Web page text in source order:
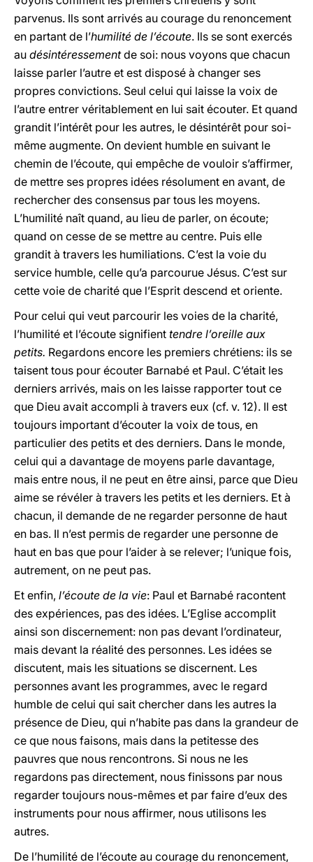
parvenus. Ils sont arrivés au courage du renoncement
en partant de l’humilité de l’écoute. Ils se sont exercés
au désintéressementde soi: nous voyons que chacun
laisse parler l’autre et est disposé à changer ses
propres convictions. Seul celui qui laisse la voix de
l’autre entrer véritablement en lui sait écouter. Et quand
grandit l’intérêt pour les autres, le désintérêt pour soi-
même augmente. On devient humble en suivant le
chemin de l’écoute, qui empêche de vouloir s’affirmer,
de mettre ses propres idées résolument en avant, de
rechercher des consensus par tous les moyens.
L’humilité naît quand, au lieu de parler, on écoute;
quand on cesse de se mettre au centre. Puis elle
grandit à travers les humiliations. C’est la voie du
service humble, celle qu’a parcourue Jésus. C’est sur
cette voie de charité que l’Esprit descend et oriente.
Pour celui qui veut parcourir les voies de la charité,
l’humilité et l’écoute signifient tendre l’oreille aux
petits. Regardons encore les premiers chrétiens: ils se
taisent tous pour écouter Barnabé et Paul. C’était les
derniers arrivés, mais on les laisse rapporter tout ce
que Dieu avait accompli à travers eux (cf. v. 12). Il est
toujours important d’écouter la voix de tous, en
particulier des petits et des derniers. Dans le monde,
celui qui a davantage de moyens parle davantage,
mais entre nous, il ne peut en être ainsi, parce que Dieu
aime se révéler à travers les petits et les derniers. Et à
chacun, il demande de ne regarder personne de haut
en bas. Il n’est permis de regarder une personne de
haut en bas que pour l’aider à se relever; l’unique fois,
autrement, on ne peut pas.
Et enfin, l’écoute de la vie: Paul et Barnabé racontent
des expériences, pas des idées. L’Eglise accomplit
ainsi son discernement: non pas devant l’ordinateur,
mais devant la réalité des personnes. Les idées se
discutent, mais les situations se discernent. Les
personnes avant les programmes, avec le regard
humble de celui qui sait chercher dans les autres la
présence de Dieu, qui n’habite pas dans la grandeur de
ce que nous faisons, mais dans la petitesse des
pauvres que nous rencontrons. Si nous ne les
regardons pas directement, nous finissons par nous
regarder toujours nous-mêmes et par faire d’eux des
instruments pour nous affirmer, nous utilisons les
autres.
De l’humilité de l’écoute au courage du renoncement,